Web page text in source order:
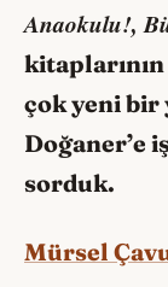
Anaokulu!,
kitaplarının
çok yeni bir
Doğaner’e
sorduk.
Mürsel